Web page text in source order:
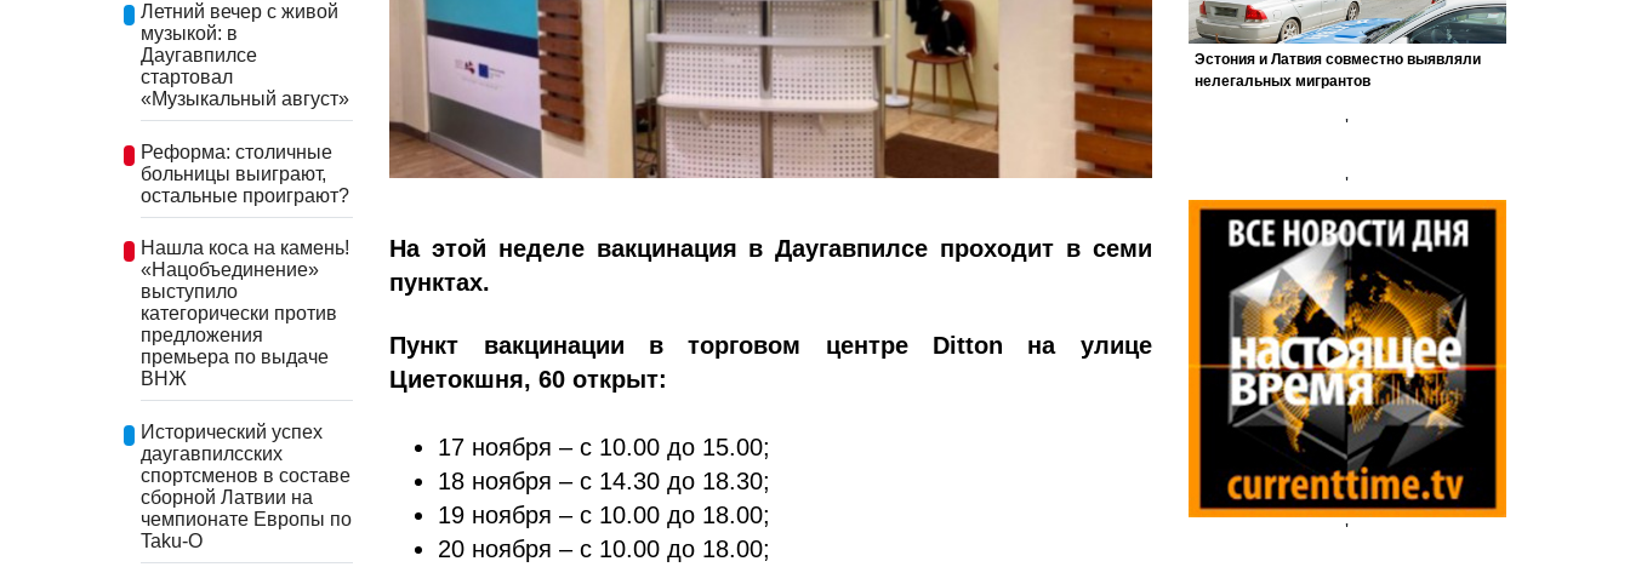
Летний вечер с живой
музыкой: в
Даугавпилсе
стартовал
«Музыкальный август»
Реформа: столичные
больницы выиграют,
остальные проиграют?
Нашла коса на камень!
«Нацобъединение»
выступило
категорически против
предложения
премьера по выдаче
ВНЖ
Исторический успех
даугавпилсских
спортсменов в составе
сборной Латвии на
чемпионате Европы по
Taku-O
На этой неделе вакцинация в Даугавпилсе проходит в семи
пунктах.
Пункт вакцинации в торговом центре Ditton на улице
Циетокшня, 60 открыт:
17 ноября – с 10.00 до 15.00;
18 ноября – с 14.30 до 18.30;
19 ноября – с 10.00 до 18.00;
20 ноября – с 10.00 до 18.00;
'
'
'